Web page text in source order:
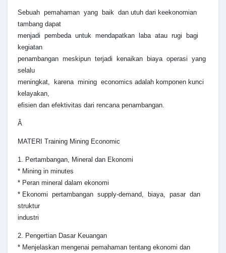
Sebuah pemahaman yang baik dan utuh dari keekonomian
tambang dapat
menjadi pembeda untuk mendapatkan laba atau rugi bagi
kegiatan
penambangan meskipun terjadi kenaikan biaya operasi yang
selalu
meningkat, karena mining economics adalah komponen kunci
kelayakan,
efisien dan efektivitas dari rencana penambangan.
Â
MATERI Training Mining Economic
1. Pertambangan, Mineral dan Ekonomi
* Mining in minutes
* Peran mineral dalam ekonomi
* Ekonomi pertambangan supply-demand, biaya, pasar dan
struktur
industri
2. Pengertian Dasar Keuangan
* Menjelaskan mengenai pemahaman tentang ekonomi dan